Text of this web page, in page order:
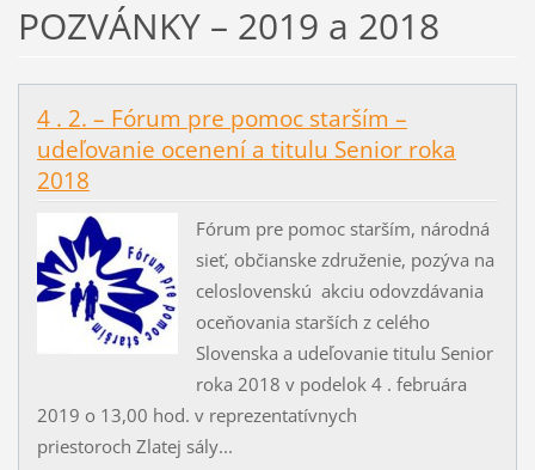
POZVÁNKY – 2019 a 2018
4 . 2. – Fórum pre pomoc starším –
udeľovanie ocenení a titulu Senior roka
2018
Fórum pre pomoc starším, národná
sieť, občianske združenie, pozýva na
celoslovenskú akciu odovzdávania
oceňovania starších z celého
Slovenska a udeľovanie titulu Senior
roka 2018 v podelok 4 . februára
2019 o 13,00 hod. v reprezentatívnych
priestoroch Zlatej sály...